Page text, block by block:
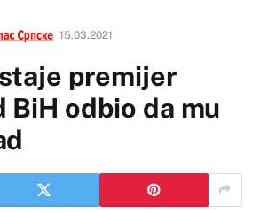
15.03.2021
premijer
BiH odbio da mu